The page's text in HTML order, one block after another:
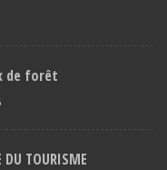
de forêt
DU TOURISME